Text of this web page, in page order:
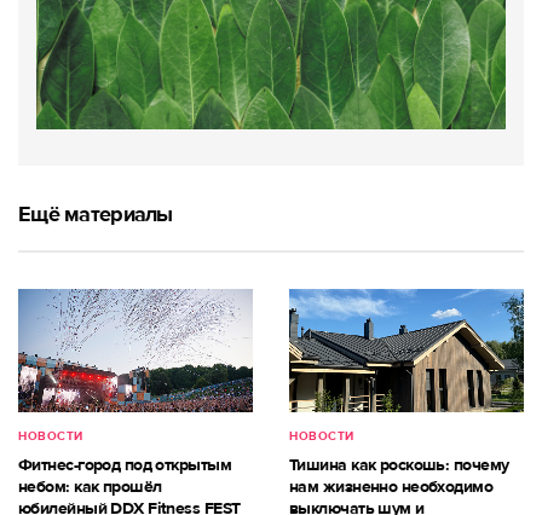
Ещё материалы
НОВОСТИ
Фитнес-город под открытым
небом: как прошёл
юбилейный DDX Fitness FEST
НОВОСТИ
Тишина как роскошь: почему
нам жизненно необходимо
выключать шум и